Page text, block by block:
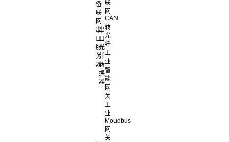
备
联
网
串
口
服
务
器
串
口
光
纤
转
换
器
联
网
CAN
转
光
纤
工
业
智
能
网
关
工
业
Moudbus
网
关